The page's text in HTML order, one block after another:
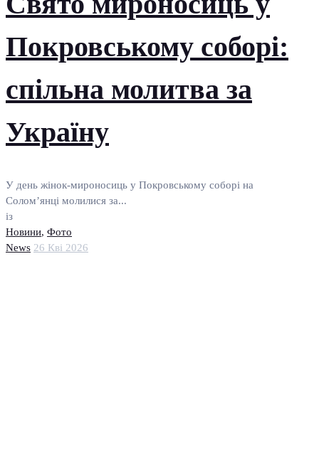
Покровському соборі:
спільна молитва за
Україну
У день жінок-мироносиць у Покровському соборі на
Солом’янці молилися за...
із
Новини, Фото
News 26 Кві 2026